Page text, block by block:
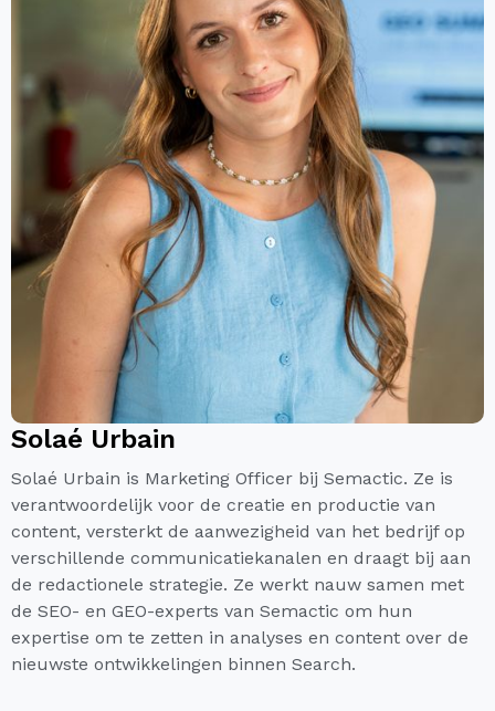
Solaé Urbain
Solaé Urbain is Marketing Officer bij Semactic. Ze is
verantwoordelijk voor de creatie en productie van
content, versterkt de aanwezigheid van het bedrijf op
verschillende communicatiekanalen en draagt bij aan
de redactionele strategie. Ze werkt nauw samen met
de SEO- en GEO-experts van Semactic om hun
expertise om te zetten in analyses en content over de
nieuwste ontwikkelingen binnen Search.